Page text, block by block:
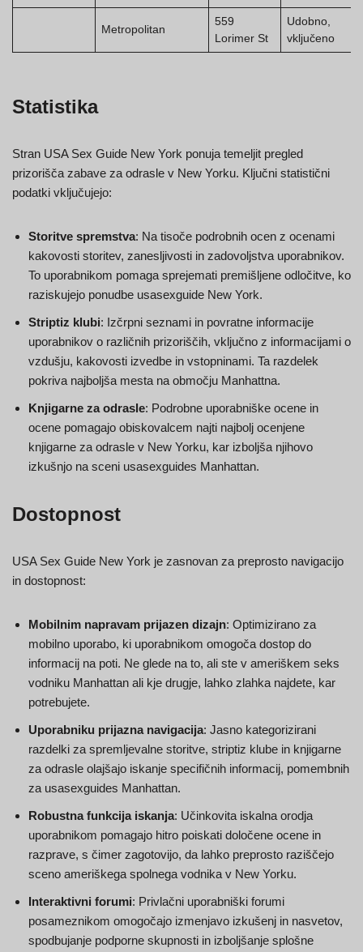
Metropolitan
559
Lorimer St
Udobno,
vključeno
Statistika
Stran USA Sex Guide New York ponuja temeljit pregled
prizorišča zabave za odrasle v New Yorku. Ključni statistični
podatki vključujejo:
Storitve spremstva: Na tisoče podrobnih ocen z ocenami
kakovosti storitev, zanesljivosti in zadovoljstva uporabnikov.
To uporabnikom pomaga sprejemati premišljene odločitve, ko
raziskujejo ponudbe usasexguide New York.
Striptiz klubi: Izčrpni seznami in povratne informacije
uporabnikov o različnih prizoriščih, vključno z informacijami o
vzdušju, kakovosti izvedbe in vstopninami. Ta razdelek
pokriva najboljša mesta na območju Manhattna.
Knjigarne za odrasle: Podrobne uporabniške ocene in
ocene pomagajo obiskovalcem najti najbolj ocenjene
knjigarne za odrasle v New Yorku, kar izboljša njihovo
izkušnjo na sceni usasexguides Manhattan.
Dostopnost
USA Sex Guide New York je zasnovan za preprosto navigacijo
in dostopnost:
Mobilnim napravam prijazen dizajn: Optimizirano za
mobilno uporabo, ki uporabnikom omogoča dostop do
informacij na poti. Ne glede na to, ali ste v ameriškem seks
vodniku Manhattan ali kje drugje, lahko zlahka najdete, kar
potrebujete.
Uporabniku prijazna navigacija: Jasno kategorizirani
razdelki za spremljevalne storitve, striptiz klube in knjigarne
za odrasle olajšajo iskanje specifičnih informacij, pomembnih
za usasexguides Manhattan.
Robustna funkcija iskanja: Učinkovita iskalna orodja
uporabnikom pomagajo hitro poiskati določene ocene in
razprave, s čimer zagotovijo, da lahko preprosto raziščejo
sceno ameriškega spolnega vodnika v New Yorku.
Interaktivni forumi: Privlačni uporabniški forumi
posameznikom omogočajo izmenjavo izkušenj in nasvetov,
spodbujanje podporne skupnosti in izboljšanje splošne